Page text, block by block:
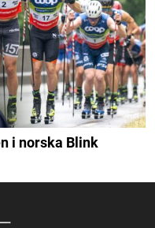
i norska Blink